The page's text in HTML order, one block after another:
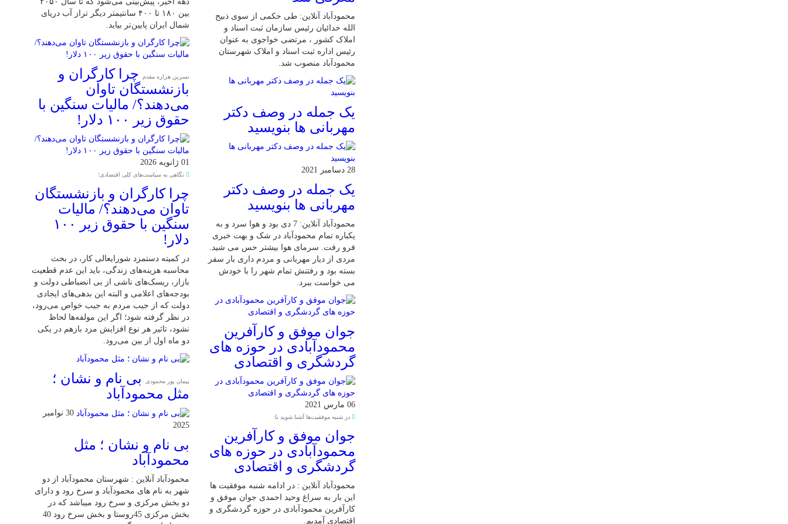
محمودآباد آنلاین: طی حکمی از سوی ذبیح
الله خدائیان رئیس سازمان ثبت اسناد و
املاک کشور ، مرتضی خواجوی به عنوان
رئیس اداره ثبت اسناد و املاک شهرستان
محمودآباد منصوب شد.
یک جمله در وصف دکتر
مهربانی ها بنویسید
28 دسامبر 2021
یک جمله در وصف دکتر
مهربانی ها بنویسید
محمودآباد آنلاین: 7 دی بود و هوا سرد و به
یکباره تمام محمودآباد در شک و بهت خبری
فرو رفت. سرمای هوا بیشتر حس می شید.
مردی از دیار مهربانی و مردم داری بار سفر
بسته بود و رفتنش تمام شهر را با خودش
می خواست ببرد.
جوان موفق و کارآفرین
محمودآبادی در حوزه های
گردشگری و اقتصادی
06 مارس 2021
در شنبه موفقیت‌ها آشنا شوید با:
جوان موفق و کارآفرین
محمودآبادی در حوزه های
گردشگری و اقتصادی
محمودآباد آنلاین : در ادامه شنبه موفقیت ها
این بار به سراغ وحید احمدی جوان موفق و
کارآفرین محمودآبادی در حوزه گردشگری و
اقتصادی آمدیم.
بین ۱۸۰ تا ۴۰۰ سانتیمتر دیگر تراز آب دریای
شمال ایران پایین‌تر بیاید.
نسرین هزاره مقدم
چرا کارگران و
بازنشستگان تاوان
می‌دهند؟/ مالیات سنگین با
حقوق زیر ۱۰۰ دلار!
01 ژانویه 2026
نگاهی به سیاست‌های کلی اقتصادی؛
چرا کارگران و بازنشستگان
تاوان می‌دهند؟/ مالیات
سنگین با حقوق زیر ۱۰۰
دلار!
در کمیته دستمزد شورایعالی کار، در بحث
محاسبه هزینه‌های زندگی، باید این عدم قطعیت
بازار، ریسک‌های ناشی از بی انضباطی دولت و
بودجه‌های اعلامی و البته این بدهی‌های ایجادی
دولت که از جیب مردم به جیب خواص می‌رود،
در نظر گرفته شود؛ اگر این مولفه‌ها لحاظ
نشود، تاثیر هر نوع افزایش مزد بازهم در یکی
دو ماه اول از بین می‌رود.
پیمان پور محمودی
بی نام و نشان ؛
مثل محمودآباد
30 نوامبر
2025
بی نام و نشان ؛ مثل
محمودآباد
محمودآباد آنلاین : شهرستان محمودآباد از دو
شهر به نام های محمودآباد و ‌سرخ رود و دارای
دو بخش مرکزی و سرخ رود میباشد که در
بخش مرکزی 45روستا و بخش سرخ رود 40